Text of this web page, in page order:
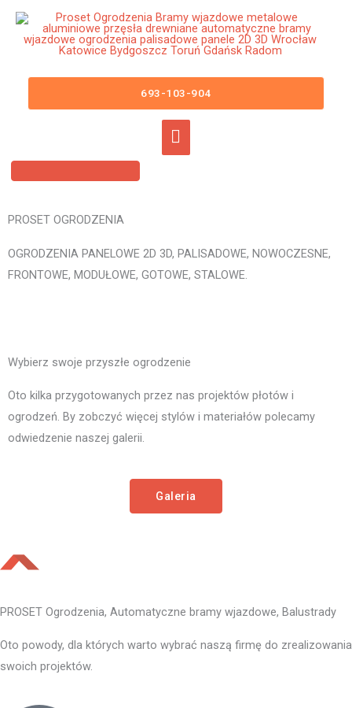
Przejdź
Główne
menu
693-103-904
Ogrodzenia Panelowe Lipno Płoty
Panelowe 3D 2D Panele
Ogrodzeniowe
PROSET OGRODZENIA
OGRODZENIA PANELOWE 2D 3D, PALISADOWE, NOWOCZESNE,
FRONTOWE, MODUŁOWE, GOTOWE, STALOWE.
Wybierz swoje przyszłe ogrodzenie
Oto kilka przygotowanych przez nas projektów płotów i
ogrodzeń. By zobczyć więcej stylów i materiałów polecamy
odwiedzenie naszej galerii.
Galeria
PROSET Ogrodzenia, Automatyczne bramy wjazdowe, Balustrady
Oto powody, dla których warto wybrać naszą firmę do zrealizowania
swoich projektów.